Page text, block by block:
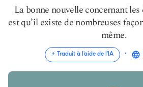
La bonne nouvelle concernant
est qu’il existe de nombreuses
même.
⚡️ Traduit à l'aide de l'IA ·